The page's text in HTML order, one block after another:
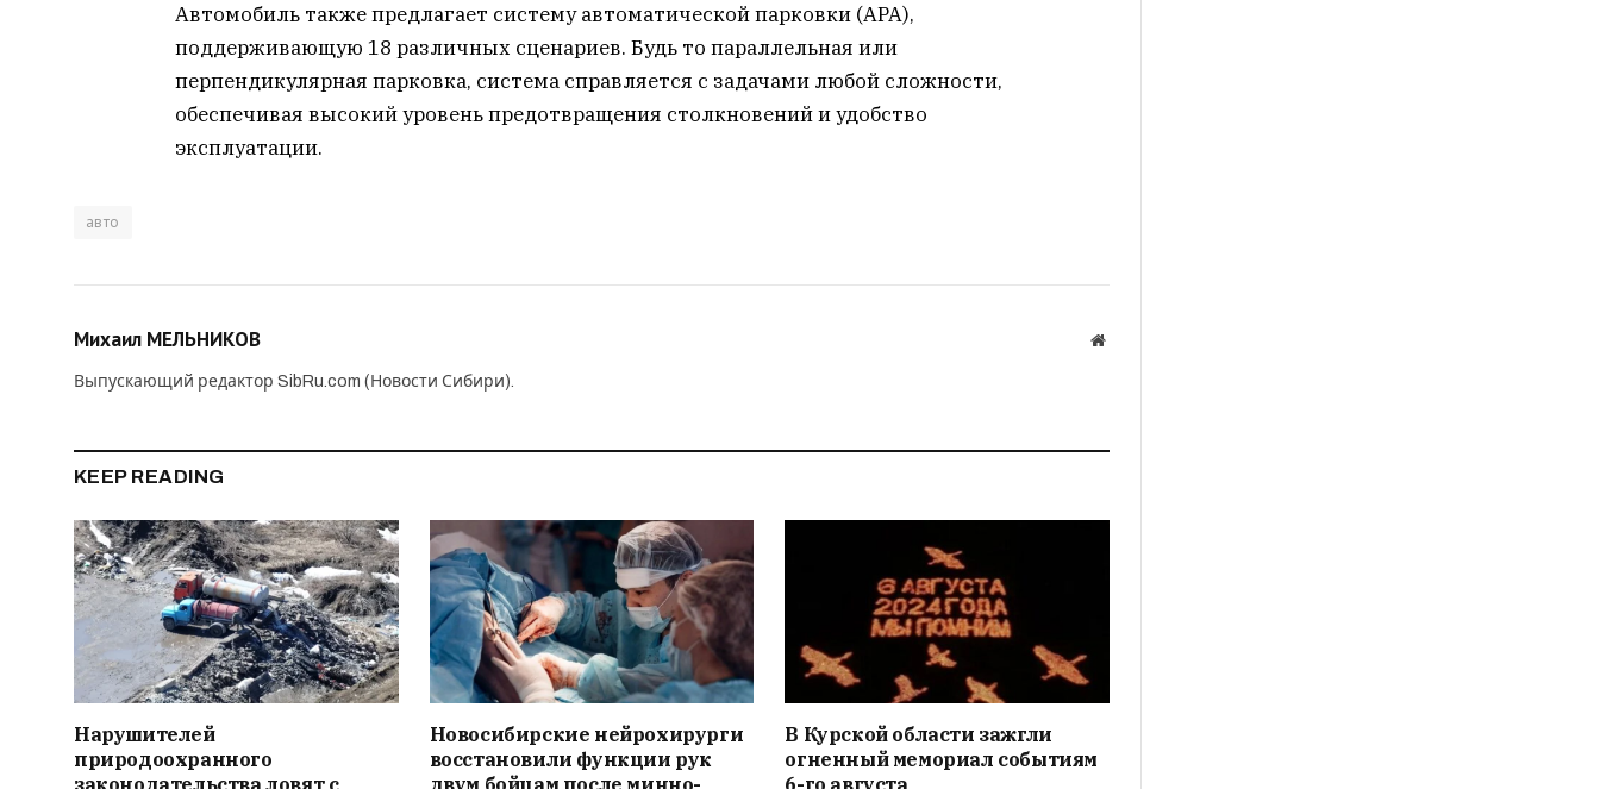
Автомобиль также предлагает систему автоматической парковки (APA),
поддерживающую 18 различных сценариев. Будь то параллельная или
перпендикулярная парковка, система справляется с задачами любой сложности,
обеспечивая высокий уровень предотвращения столкновений и удобство
эксплуатации.
авто
Михаил МЕЛЬНИКОВ Website
Выпускающий редактор SibRu.com (Новости Сибири).
KEEP READING
Нарушителей
природоохранного
законодательства ловят с
Новосибирские нейрохирурги
восстановили функции рук
двум бойцам после минно-
В Курской области зажгли
огненный мемориал событиям
6-го августа